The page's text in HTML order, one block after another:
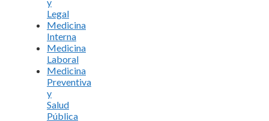
Legal
Medicina
Interna
Medicina
Laboral
Medicina
Preventiva
y
Salud
Pública